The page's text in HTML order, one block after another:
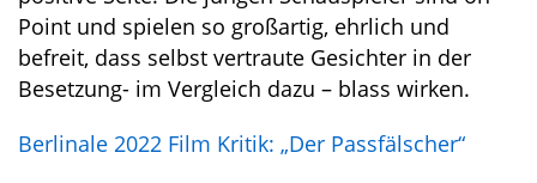
Point und spielen so großartig, ehrlich und
befreit, dass selbst vertraute Gesichter in der
Besetzung- im Vergleich dazu – blass wirken.
Berlinale 2022 Film Kritik: „Der Passfälscher“